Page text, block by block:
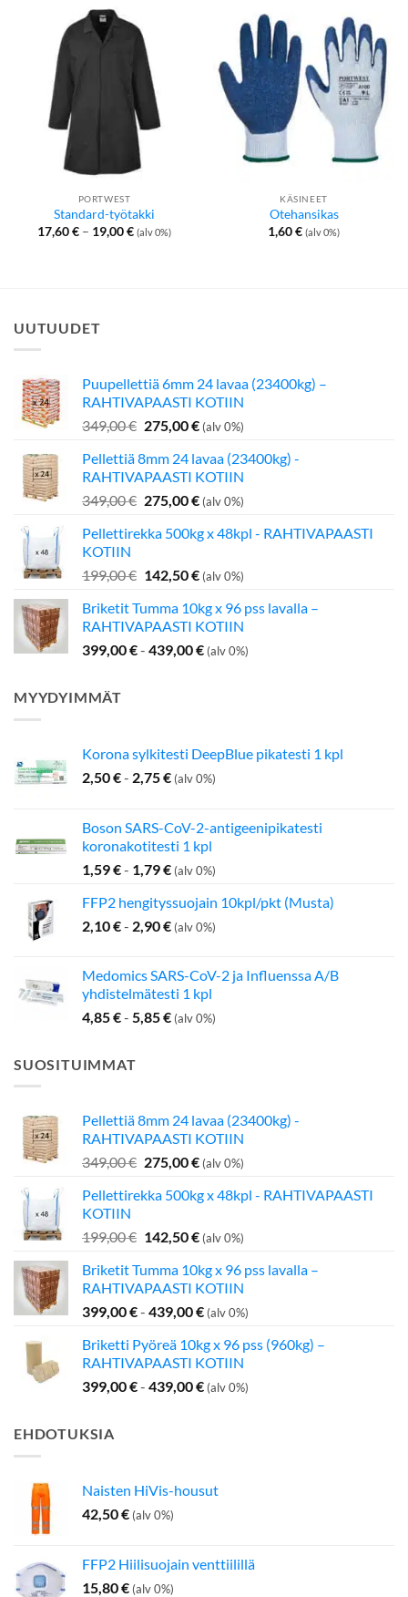
PORTWEST
Standard-työtakki
17,60€ – 19,00€Hintaluokka:
17,60 €
(alv 0%)
KÄSINEET
Otehansikas
1,60€ (alv 0%)
UUTUUDET
Puupellettiä 6mm 24 lavaa (23400kg) –
RAHTIVAPAASTI KOTIIN
349,00€ Alkuperäinen
oli:
349,00 €.
275,00€Nykyinen
on:
275,00 €.
(alv 0%)
Pellettiä 8mm 24 lavaa (23400kg) -
RAHTIVAPAASTI KOTIIN
349,00€ Alkuperäinen
oli:
275,00€Nykyinen
on:
(alv 0%)
Pellettirekka 500kg x 48kpl - RAHTIVAPAASTI
KOTIIN
199,00€ Alkuperäinen
oli:
199,00 €.
142,50€Nykyinen
on:
142,50 €.
(alv 0%)
Briketit Tumma 10kg x 96 pss lavalla –
RAHTIVAPAASTI KOTIIN
399,00€- 439,00€ (alv 0%)
MYYDYIMMÄT
Korona sylkitesti DeepBlue pikatesti 1 kpl
2,50€- 2,75€ (alv 0%)
Boson SARS-CoV-2-antigeenipikatesti
koronakotitesti 1 kpl
1,59€- 1,79€ (alv 0%)
FFP2 hengityssuojain 10kpl/pkt (Musta)
2,10€- 2,90€ (alv 0%)
Medomics SARS-CoV-2 ja Influenssa A/B
yhdistelmätesti 1 kpl
4,85€- 5,85€ (alv 0%)
SUOSITUIMMAT
Pellettiä 8mm 24 lavaa (23400kg) -
RAHTIVAPAASTI KOTIIN
349,00€ Alkuperäinen
oli:
275,00€Nykyinen
on:
(alv 0%)
Pellettirekka 500kg x 48kpl - RAHTIVAPAASTI
KOTIIN
199,00€ Alkuperäinen
oli:
199,00 €.
142,50€Nykyinen
on:
142,50 €.
(alv 0%)
Briketit Tumma 10kg x 96 pss lavalla –
RAHTIVAPAASTI KOTIIN
399,00€- 439,00€ (alv 0%)
Briketti Pyöreä 10kg x 96 pss (960kg) –
RAHTIVAPAASTI KOTIIN
399,00€- 439,00€ (alv 0%)
EHDOTUKSIA
Naisten HiVis-housut
42,50€ (alv 0%)
FFP2 Hiilisuojain venttiilillä
15,80€ (alv 0%)